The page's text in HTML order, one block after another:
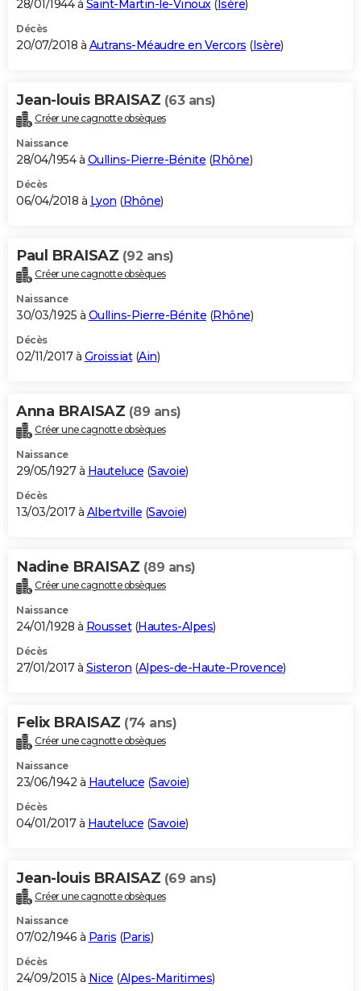
28/01/1944 à Saint-Martin-le-Vinoux( Isère)
Décès
20/07/2018 à Autrans-Méaudre en Vercors (Isère)
Jean-louis BRAISAZ (63 ans)
Créer une cagnotte obsèques
Naissance
28/04/1954 à Oullins-Pierre-Bénite (Rhône)
Décès
06/04/2018 à Lyon (Rhône)
Paul BRAISAZ (92 ans)
Créer une cagnotte obsèques
Naissance
30/03/1925 à Oullins-Pierre-Bénite (Rhône)
Décès
02/11/2017 à Groissiat(Ain)
Anna BRAISAZ (89 ans)
Créer une cagnotte obsèques
Naissance
29/05/1927 à Hauteluce (Savoie)
Décès
13/03/2017 à Albertville (Savoie)
Nadine BRAISAZ (89 ans)
Créer une cagnotte obsèques
Naissance
24/01/1928 à Rousset(Hautes-Alpes)
Décès
27/01/2017 à Sisteron (Alpes-de-Haute-Provence)
Felix BRAISAZ (74 ans)
Créer une cagnotte obsèques
Naissance
23/06/1942 à Hauteluce (Savoie)
Décès
04/01/2017 à Hauteluce (Savoie)
Jean-louis BRAISAZ (69 ans)
Créer une cagnotte obsèques
Naissance
07/02/1946 à Paris (Paris)
Décès
24/09/2015 à Nice (Alpes-Maritimes)